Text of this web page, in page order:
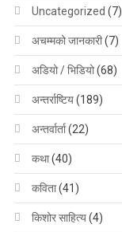
Uncategorized (7)
अचम्मको जानकारी(7)
अडियो / भिडियो(68)
अन्तर्राष्टिय(189)
अन्तर्वार्ता(22)
कथा(40)
कविता(41)
किशोर साहित्य(4)